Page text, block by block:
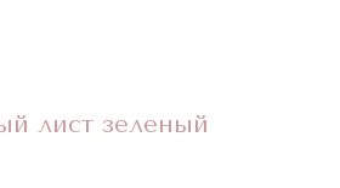
лист зеленый